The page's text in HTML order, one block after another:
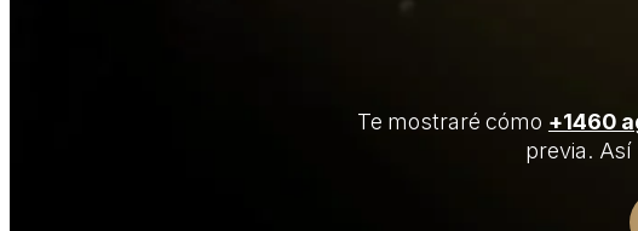
Te mostraré cómo +1460
previa.